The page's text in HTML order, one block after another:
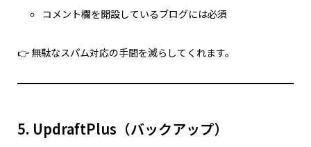
コメント欄を開設しているブログには必須
👉 無駄なスパム対応の手間を減らしてくれます。
5. UpdraftPlus（バックアップ）